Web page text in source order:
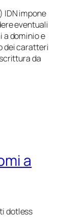
IDN impone
eventuali
a dominio e
dei caratteri
da
a
dotless